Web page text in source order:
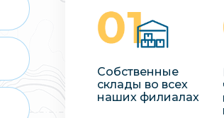
Собственные
склады во всех
наших филиалах